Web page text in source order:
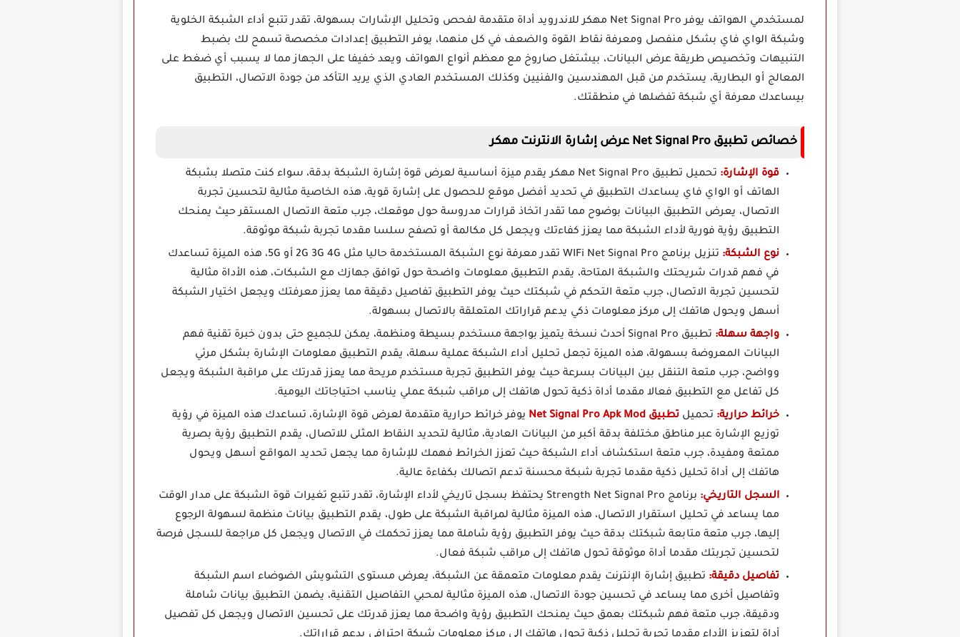
لمستخدمي الهواتف يوفر Net Signal Pro مهكر للاندرويد أداة متقدمة لفحص وتحليل الإشارات بسهولة، تقدر تتبع أداء الشبكة الخلوية
وشبكة الواي فاي بشكل منفصل ومعرفة نقاط القوة والضعف في كل منهما، يوفر التطبيق إعدادات مخصصة تسمح لك بضبط
التنبيهات وتخصيص طريقة عرض البيانات، بيشتغل صاروخ مع معظم أنواع الهواتف ويعد خفيفا على الجهاز مما لا يسبب أي ضغط على
المعالج أو البطارية، يستخدم من قبل المهندسين والفنيين وكذلك المستخدم العادي الذي يريد التأكد من جودة الاتصال، التطبيق
بيساعدك معرفة أي شبكة تفضلها في منطقتك.
خصائص تطبيق Net Signal Pro عرض إشارة الانترنت مهكر
قوة الإشارة:
تحميل تطبيق Net Signal Pro مهكر يقدم ميزة أساسية لعرض قوة إشارة الشبكة بدقة، سواء كنت متصلا بشبكة
الهاتف أو الواي فاي يساعدك التطبيق في تحديد أفضل موقع للحصول على إشارة قوية، هذه الخاصية مثالية لتحسين تجربة
الاتصال، يعرض التطبيق البيانات بوضوح مما تقدر اتخاذ قرارات مدروسة حول موقعك، جرب متعة الاتصال المستقر حيث يمنحك
التطبيق رؤية فورية لأداء الشبكة مما يعزز كفاءتك ويجعل كل مكالمة أو تصفح سلسا مقدما تجربة شبكة موثوقة.
نوع الشبكة:
تنزيل برنامج WIFi Net Signal Pro تقدر معرفة نوع الشبكة المستخدمة حاليا مثل 2G 3G 4G أو 5G، هذه الميزة تساعدك
في فهم قدرات شريحتك والشبكة المتاحة، يقدم التطبيق معلومات واضحة حول توافق جهازك مع الشبكات، هذه الأداة مثالية
لتحسين تجربة الاتصال، جرب متعة التحكم في شبكتك حيث يوفر التطبيق تفاصيل دقيقة مما يعزز معرفتك ويجعل اختيار الشبكة
أسهل ويحول هاتفك إلى مركز معلومات ذكي يدعم قراراتك المتعلقة بالاتصال بسهولة.
واجهة سهلة:
تطبيق Signal Pro أحدث نسخة يتميز بواجهة مستخدم بسيطة ومنظمة، يمكن للجميع حتى بدون خبرة تقنية فهم
البيانات المعروضة بسهولة، هذه الميزة تجعل تحليل أداء الشبكة عملية سهلة، يقدم التطبيق معلومات الإشارة بشكل مرئي
وواضح، جرب متعة التنقل بين البيانات بسرعة حيث يوفر التطبيق تجربة مستخدم مريحة مما يعزز قدرتك على مراقبة الشبكة ويجعل
كل تفاعل مع التطبيق فعالا مقدما أداة ذكية تحول هاتفك إلى مراقب شبكة عملي يناسب احتياجاتك اليومية.
خرائط حرارية: تحميل تطبيق Net Signal Pro Apk Mod
يوفر خرائط حرارية متقدمة لعرض قوة الإشارة، تساعدك هذه الميزة في رؤية
توزيع الإشارة عبر مناطق مختلفة بدقة أكبر من البيانات العادية، مثالية لتحديد النقاط المثلى للاتصال، يقدم التطبيق رؤية بصرية
ممتعة ومفيدة، جرب متعة استكشاف أداء الشبكة حيث تعزز الخرائط فهمك للإشارة مما يجعل تحديد المواقع أسهل ويحول
هاتفك إلى أداة تحليل ذكية مقدما تجربة شبكة محسنة تدعم اتصالك بكفاءة عالية.
السجل التاريخي:
برنامج Strength Net Signal Pro يحتفظ بسجل تاريخي لأداء الإشارة، تقدر تتبع تغيرات قوة الشبكة على مدار الوقت
مما يساعد في تحليل استقرار الاتصال، هذه الميزة مثالية لمراقبة الشبكة على طول، يقدم التطبيق بيانات منظمة لسهولة الرجوع
إليها، جرب متعة متابعة شبكتك بدقة حيث يوفر التطبيق رؤية شاملة مما يعزز تحكمك في الاتصال ويجعل كل مراجعة للسجل فرصة
لتحسين تجربتك مقدما أداة موثوقة تحول هاتفك إلى مراقب شبكة فعال.
تفاصيل دقيقة: تطبيق إشارة الإنترنت يقدم معلومات متعمقة عن الشبكة، يعرض مستوى التشويش الضوضاء اسم الشبكة
وتفاصيل أخرى مما يساعد في تحسين جودة الاتصال، هذه الميزة مثالية لمحبي التفاصيل التقنية، يضمن التطبيق بيانات شاملة
ودقيقة، جرب متعة فهم شبكتك بعمق حيث يمنحك التطبيق رؤية واضحة مما يعزز قدرتك على تحسين الاتصال ويجعل كل تفصيل
أداة لتعزيز الأداء مقدما تجربة تحليل ذكية تحول هاتفك إلى مركز معلومات شبكة احترافي يدعم قراراتك.